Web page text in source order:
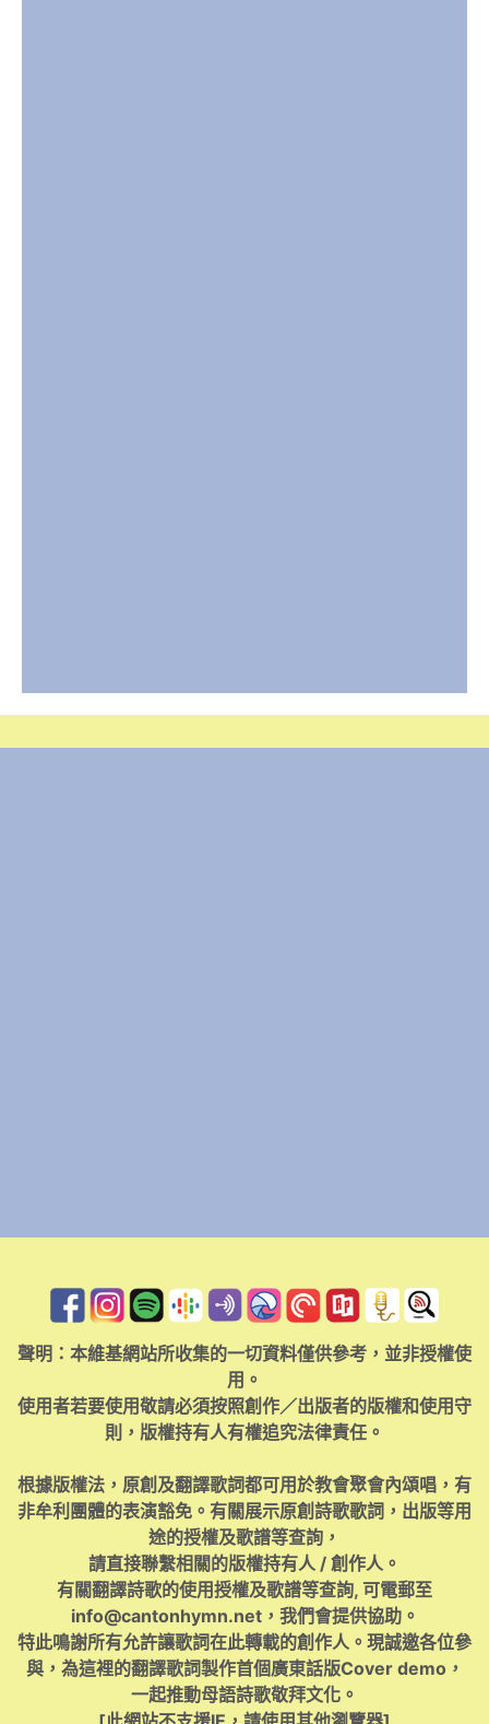
聲明：本維基網站所收集的一切資料僅供參考，並非授權使
用。
使用者若要使用敬請必須按照創作／出版者的版權和使用守
則，版權持有人有權追究法律責任。
根據版權法，原創及翻譯歌詞都可用於教會聚會內頌唱，有
非牟利團體的表演豁免。有關展示原創詩歌歌詞，出版等用
途的授權及歌譜等查詢，
請直接聯繫相關的版權持有人 / 創作人。
有關翻譯詩歌的使用授權及歌譜等查詢, 可電郵至
info@cantonhymn.net，我們會提供協助。
特此鳴謝所有允許讓歌詞在此轉載的創作人。現誠邀各位參
與，為這裡的翻譯歌詞製作首個廣東話版Cover demo，
一起推動母語詩歌敬拜文化。